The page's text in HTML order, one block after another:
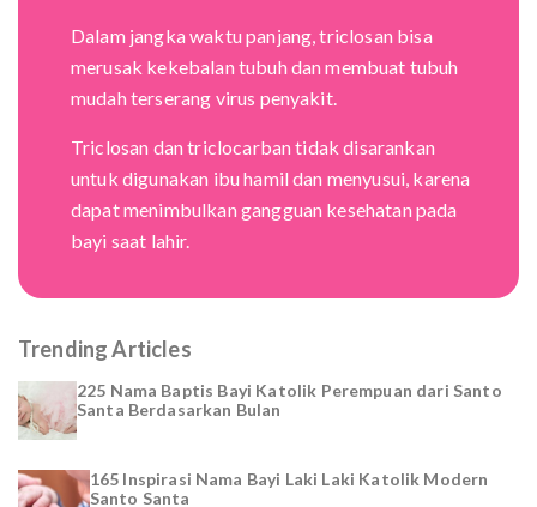
Dalam jangka waktu panjang, triclosan bisa
merusak kekebalan tubuh dan membuat tubuh
mudah terserang virus penyakit.
Triclosan dan triclocarban tidak disarankan
untuk digunakan ibu hamil dan menyusui, karena
dapat menimbulkan gangguan kesehatan pada
bayi saat lahir.
Trending Articles
225 Nama Baptis Bayi Katolik Perempuan dari Santo
Santa Berdasarkan Bulan
165 Inspirasi Nama Bayi Laki Laki Katolik Modern
Santo Santa